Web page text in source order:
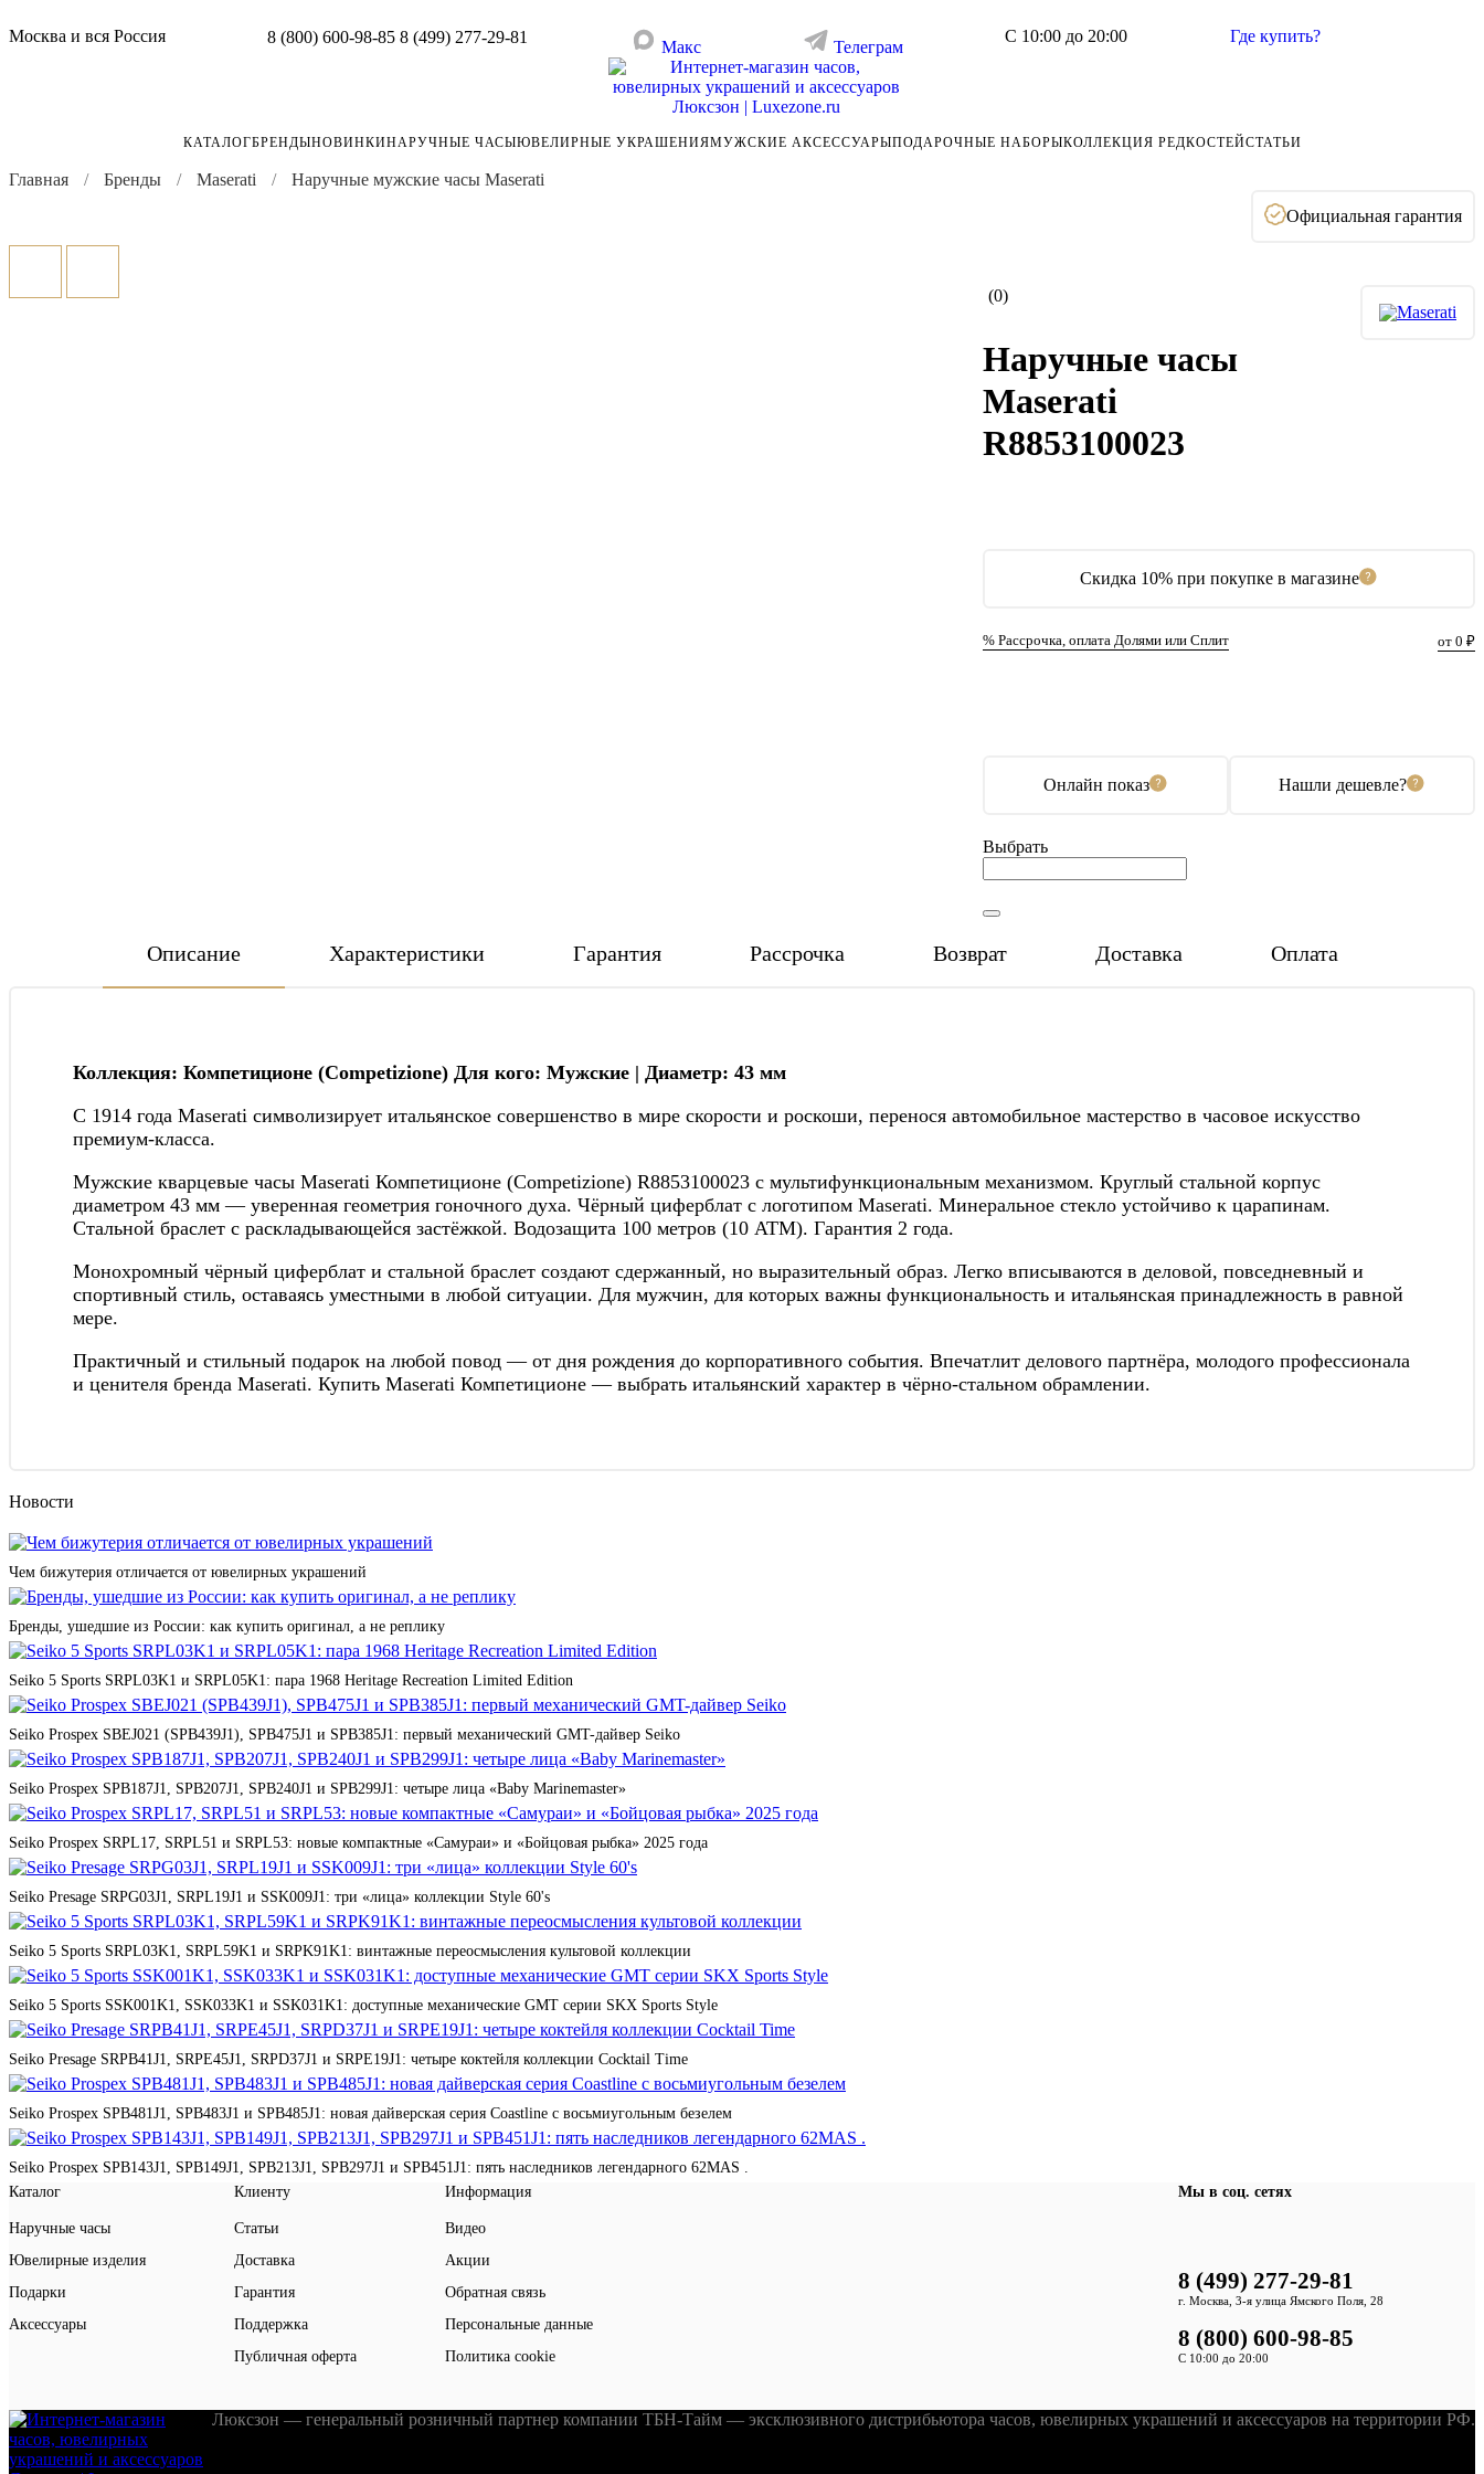
Москва и вся Россия 8 (800) 600-98-85 8 (499) 277-29-81
Макс Телеграм
С 10:00 до 20:00 Где купить?
КАТАЛОГБРЕНДЫНОВИНКИНАРУЧНЫЕ ЧАСЫЮВЕЛИРНЫЕ УКРАШЕНИЯМУЖСКИЕ АКСЕССУАРЫПОДАРОЧНЫЕ НАБОРЫКОЛЛЕКЦИЯ РЕДКОСТЕЙСТАТЬИ
Главная Бренды Maserati
Наручные мужские часы Maserati
Официальная гарантия
(0)
Скидка 10% при покупке в магазине
% Рассрочка, оплата Долями или Сплит от 0 ₽
Наручные часы
Maserati
R8853100023
Онлайн показ Нашли дешевле?
Выбрать
Описание Характеристики Гарантия Рассрочка Возврат Доставка Оплата
Коллекция: Компетиционе (Competizione) Для кого: Мужские | Диаметр: 43 мм
С 1914 года Maserati символизирует итальянское совершенство в мире скорости и роскоши, перенося автомобильное мастерство в часовое искусство
премиум-класса.
Мужские кварцевые часы Maserati Компетиционе (Competizione) R8853100023 с мультифункциональным механизмом. Круглый стальной корпус
диаметром 43 мм — уверенная геометрия гоночного духа. Чёрный циферблат с логотипом Maserati. Минеральное стекло устойчиво к царапинам.
Стальной браслет с раскладывающейся застёжкой. Водозащита 100 метров (10 АТМ). Гарантия 2 года.
Монохромный чёрный циферблат и стальной браслет создают сдержанный, но выразительный образ. Легко вписываются в деловой, повседневный и
спортивный стиль, оставаясь уместными в любой ситуации. Для мужчин, для которых важны функциональность и итальянская принадлежность в равной
мере.
Практичный и стильный подарок на любой повод — от дня рождения до корпоративного события. Впечатлит делового партнёра, молодого профессионала
и ценителя бренда Maserati. Купить Maserati Компетиционе — выбрать итальянский характер в чёрно-стальном обрамлении.
Новости
Чем бижутерия отличается от ювелирных украшений
Бренды, ушедшие из России: как купить оригинал, а не реплику
Seiko 5 Sports SRPL03K1 и SRPL05K1: пара 1968 Heritage Recreation Limited Edition
Seiko Prospex SBEJ021 (SPB439J1), SPB475J1 и SPB385J1: первый механический GMT-дайвер Seiko
Seiko Prospex SPB187J1, SPB207J1, SPB240J1 и SPB299J1: четыре лица «Baby Marinemaster»
Seiko Prospex SRPL17, SRPL51 и SRPL53: новые компактные «Самураи» и «Бойцовая рыбка» 2025 года
Seiko Presage SRPG03J1, SRPL19J1 и SSK009J1: три «лица» коллекции Style 60's
Seiko 5 Sports SRPL03K1, SRPL59K1 и SRPK91K1: винтажные переосмысления культовой коллекции
Seiko 5 Sports SSK001K1, SSK033K1 и SSK031K1: доступные механические GMT серии SKX Sports Style
Seiko Presage SRPB41J1, SRPE45J1, SRPD37J1 и SRPE19J1: четыре коктейля коллекции Cocktail Time
Seiko Prospex SPB481J1, SPB483J1 и SPB485J1: новая дайверская серия Coastline с восьмиугольным безелем
Seiko Prospex SPB143J1, SPB149J1, SPB213J1, SPB297J1 и SPB451J1: пять наследников легендарного 62MAS .
Каталог
Наручные часы
Ювелирные изделия
Подарки
Аксессуары
Клиенту
Статьи
Доставка
Гарантия
Поддержка
Публичная оферта
Информация
Видео
Акции
Обратная связь
Персональные данные
Политика cookie
Мы в соц. сетях
8 (499) 277-29-81
г. Москва, 3-я улица Ямского Поля, 28
8 (800) 600-98-85
С 10:00 до 20:00
Люксзон — генеральный розничный партнер компании ТБН-Тайм — эксклюзивного дистрибьютора часов, ювелирных украшений и аксессуаров на территории РФ.